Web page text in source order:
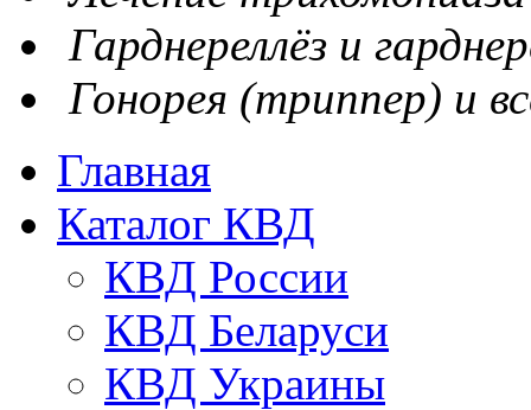
Гарднереллёз и
Гонорея (триппер) и
Главная
Каталог КВД
КВД России
КВД Беларуси
КВД Украины